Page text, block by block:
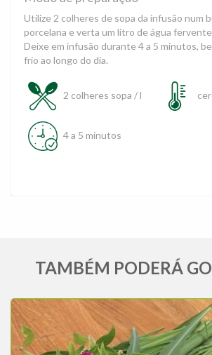
Utilize 2 colheres de sopa da infusão num
porcelana e verta um litro de água
Deixe em infusão durante 4 a 5 minutos,
frio ao longo do dia.
2 colheres sopa / l
4 a 5 minutos
TAMBÉM PODERÁ